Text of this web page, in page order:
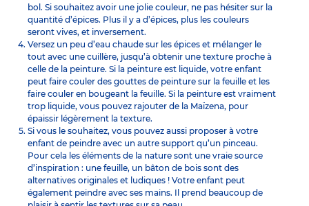
bol. Si souhaitez avoir une jolie couleur, ne pas hésiter sur la
quantité d’épices. Plus il y a d’épices, plus les couleurs
seront vives, et inversement.
Versez un peu d’eau chaude sur les épices et mélanger le
tout avec une cuillère, jusqu’à obtenir une texture proche à
celle de la peinture. Si la peinture est liquide, votre enfant
peut faire couler des gouttes de peinture sur la feuille et les
faire couler en bougeant la feuille. Si la peinture est vraiment
trop liquide, vous pouvez rajouter de la Maïzena, pour
épaissir légèrement la texture.
Si vous le souhaitez, vous pouvez aussi proposer à votre
enfant de peindre avec un autre support qu’un pinceau.
Pour cela les éléments de la nature sont une vraie source
d’inspiration : une feuille, un bâton de bois sont des
alternatives originales et ludiques ! Votre enfant peut
également peindre avec ses mains. Il prend beaucoup de